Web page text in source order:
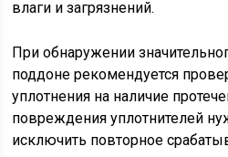
влаги и загрязнений.
При обнаружении
поддоне рекомендуется
уплотнения на наличие
повреждения уплотнителей
исключить повторное